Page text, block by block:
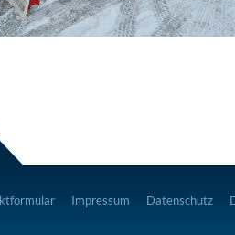
Impressum Datenschutz